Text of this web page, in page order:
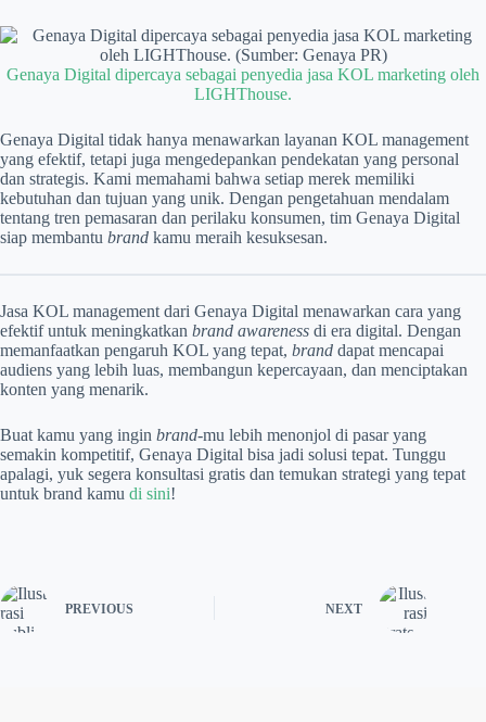
Genaya Digital dipercaya sebagai penyedia jasa KOL marketing oleh
LIGHThouse.
Genaya Digital tidak hanya menawarkan layanan KOL management
yang efektif, tetapi juga mengedepankan pendekatan yang personal
dan strategis. Kami memahami bahwa setiap merek memiliki
kebutuhan dan tujuan yang unik. Dengan pengetahuan mendalam
tentang tren pemasaran dan perilaku konsumen, tim Genaya Digital
siap membantu brand kamu meraih kesuksesan.
Jasa KOL management dari Genaya Digital menawarkan cara yang
efektif untuk meningkatkan brand awareness di era digital. Dengan
memanfaatkan pengaruh KOL yang tepat, brand dapat mencapai
audiens yang lebih luas, membangun kepercayaan, dan menciptakan
konten yang menarik.
Buat kamu yang ingin brand-mu lebih menonjol di pasar yang
semakin kompetitif, Genaya Digital bisa jadi solusi tepat. Tunggu
apalagi, yuk segera konsultasi gratis dan temukan strategi yang tepat
untuk brand kamu di sini!
PREVIOUS NEXT